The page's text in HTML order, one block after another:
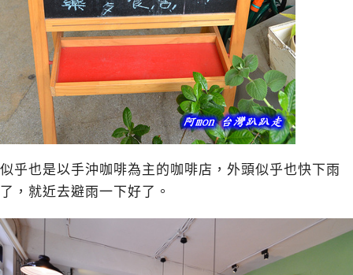
似乎也是以手沖咖啡為主的咖啡店，外頭似乎也快下雨
了，就近去避雨一下好了。